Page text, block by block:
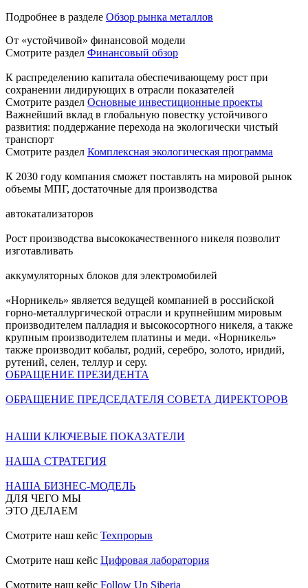
Подробнее в разделе Обзор рынка металлов
От «устойчивой» финансовой модели
Смотрите раздел Финансовый обзор
К распределению капитала обеспечивающему рост при
сохранении лидирующих в отрасли показателей
Смотрите раздел Основные инвестиционные проекты
Важнейший вклад в глобальную повестку устойчивого
развития: поддержание перехода на экологически чистый
транспорт
Смотрите раздел Комплексная экологическая программа
К 2030 году компания сможет поставлять на мировой рынок
объемы МПГ, достаточные для производства
автокатализаторов
Рост производства высококачественного никеля позволит
изготавливать
аккумуляторных блоков для электромобилей
«Норникель» является ведущей компанией в российской
горно-металлургической отрасли и крупнейшим мировым
производителем палладия и высокосортного никеля, а также
крупным производителем платины и меди. «Норникель»
также производит кобальт, родий, серебро, золото, иридий,
рутений, селен, теллур и серу.
ОБРАЩЕНИЕ ПРЕЗИДЕНТА
ОБРАЩЕНИЕ ПРЕДСЕДАТЕЛЯ СОВЕТА ДИРЕКТОРОВ
НАШИ КЛЮЧЕВЫЕ ПОКАЗАТЕЛИ
НАША СТРАТЕГИЯ
НАША БИЗНЕС-МОДЕЛЬ
ДЛЯ ЧЕГО МЫ
ЭТО ДЕЛАЕМ
Смотрите наш кейс Техпрорыв
Смотрите наш кейс Цифровая лаборатория
Смотрите наш кейс Follow Up Siberia